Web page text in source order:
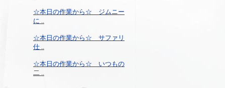
☆本日の作業から☆ ジムニー
に ..
☆本日の作業から☆ サファリ
仕 ..
☆本日の作業から☆ いつもの
二 ..